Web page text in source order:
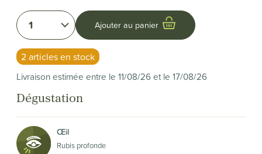
1 Ajouter au panier
2 articles en stock
Livraison estimée entre le 11/08/26 et le 17/08/26
Dégustation
Œil
Rubis profonde